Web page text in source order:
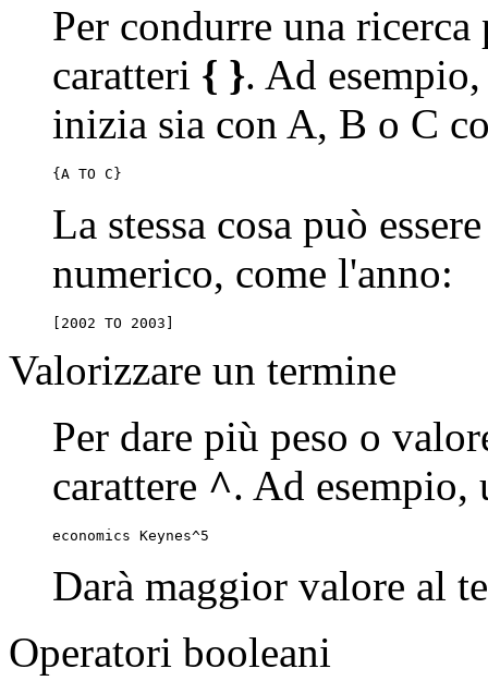
Per condurre una ricerca
caratteri { }. Ad
inizia sia con A, B o C
{A TO C}
La stessa cosa può
numerico, come l'anno:
[2002 TO 2003]
Valorizzare un termine
Per dare più peso o
carattere ^. Ad esempio,
economics Keynes^5
Darà maggior valore al
Operatori booleani